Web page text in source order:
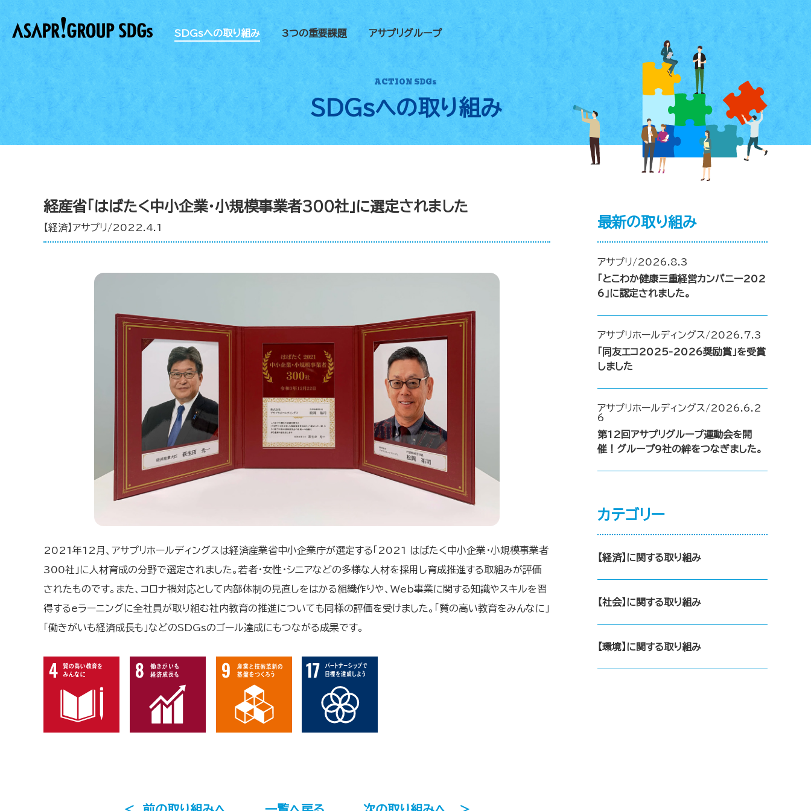
SDGsへの取り組み 3つの重要課題 アサプリグループ
ACTION SDGs
SDGsへの取り組み
経産省「はばたく中小企業・小規模事業者300社」に選定されました
【経済】アサプリ/2022.4.1
2021年12月、アサプリホールディングスは経済産業省中小企業庁が選定する「2021 はばたく中小企業・小規模事業者
300社」に人材育成の分野で選定されました。若者・女性・シニアなどの多様な人材を採用し育成推進する取組みが評価
されたものです。また、コロナ禍対応として内部体制の見直しをはかる組織作りや、Web事業に関する知識やスキルを習
得するeラーニングに全社員が取り組む社内教育の推進についても同様の評価を受けました。「質の高い教育をみんなに」
「働きがいも経済成長も」などのSDGsのゴール達成にもつながる成果です。
最新の取り組み
アサプリ/2026.8.3
「とこわか健康三重経営カンパニー202
6」に認定されました。
アサプリホールディングス/2026.7.3
「同友エコ2025-2026奨励賞」を受賞
しました
アサプリホールディングス/2026.6.2
6
第12回アサプリグループ運動会を開
催！グループ9社の絆をつなぎました。
カテゴリー
【経済】に関する取り組み
【社会】に関する取り組み
【環境】に関する取り組み